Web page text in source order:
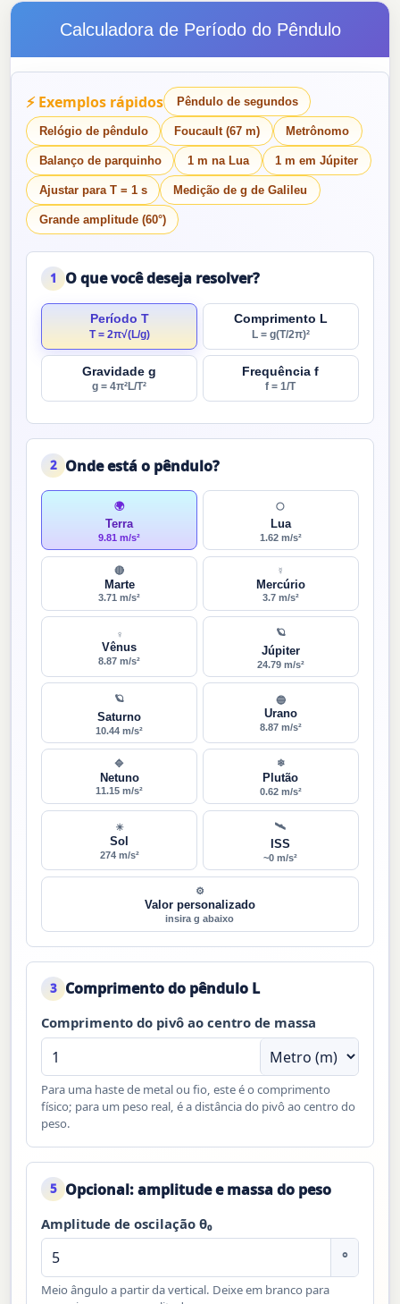
Calculadora de Período do Pêndulo
⚡ Exemplos rápidos Pêndulo de segundos
Relógio de pêndulo Foucault (67 m) Metrônomo
Balanço de parquinho 1 m na Lua 1 m em Júpiter
Ajustar para T = 1 s Medição de g de Galileu
Grande amplitude (60°)
1 O que você deseja resolver?
Período T
T = 2π√(L/g)
Comprimento L
L = g(T/2π)²
Gravidade g
g = 4π²L/T²
Frequência f
f = 1/T
2 Onde está o pêndulo?
🌍
Terra
9.81 m/s²
🌕
Lua
1.62 m/s²
🔴
Marte
3.71 m/s²
☿
Mercúrio
3.7 m/s²
♀
Vênus
8.87 m/s²
🪐
Júpiter
24.79 m/s²
🪐
Saturno
10.44 m/s²
🔵
Urano
8.87 m/s²
🔷
Netuno
11.15 m/s²
❄
Plutão
0.62 m/s²
☀
Sol
274 m/s²
🛰
ISS
~0 m/s²
⚙
Valor personalizado
insira g abaixo
3 Comprimento do pêndulo L
Comprimento do pivô ao centro de massa
Para uma haste de metal ou fio, este é o comprimento
físico; para um peso real, é a distância do pivô ao centro do
peso.
5 Opcional: amplitude e massa do peso
Amplitude de oscilação θ₀
°
Meio ângulo a partir da vertical. Deixe em branco para